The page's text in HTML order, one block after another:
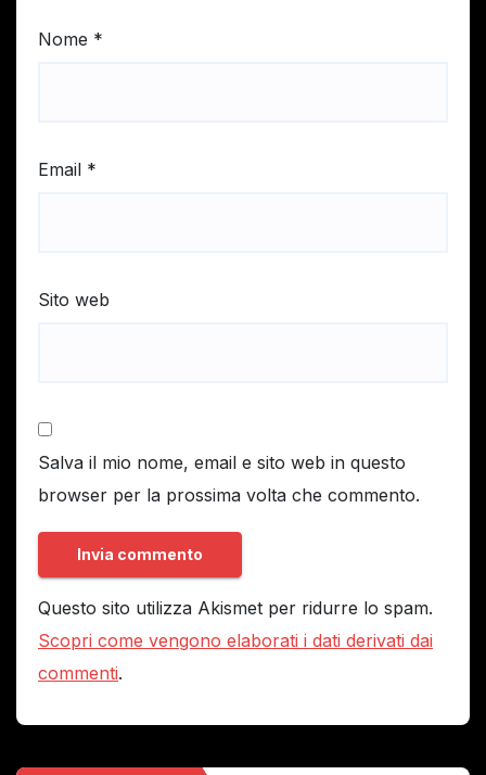
Nome *
Email *
Sito web
Salva il mio nome, email e sito web in questo
browser per la prossima volta che commento.
Questo sito utilizza Akismet per ridurre lo spam.
Scopri come vengono elaborati i dati derivati dai
commenti.